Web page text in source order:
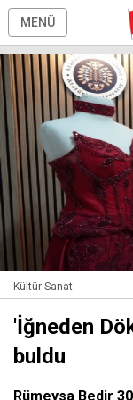
MENÜ
Kültür-Sanat
'İğneden
buldu
Rümeysa Bedir